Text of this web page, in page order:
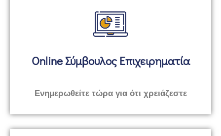
Online Σύμβουλος Επιχειρηματία
Ενημερωθείτε τώρα για ότι χρειάζεστε